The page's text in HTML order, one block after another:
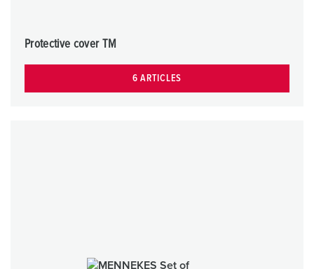
Protective cover TM
6 ARTICLES